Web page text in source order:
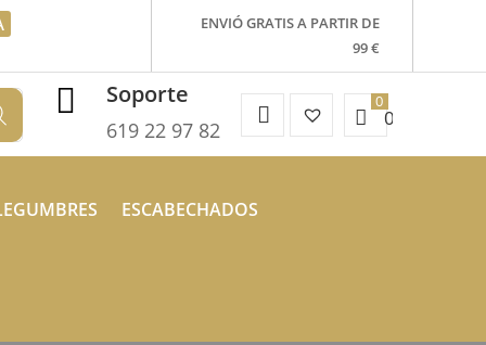
ENVIÓ GRATIS A PARTIR DE
99 €
 Soporte
619 22 97 82
Mi
Cuenta
Favoritos
–
0.00
ESCABECHADOS